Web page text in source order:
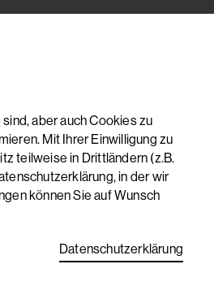
Christa Emilia Castelli
und
Medizin,
aber auch Cookies zu
Mit Ihrer Einwilligung zu
teilweise in Drittländern (z.B.
in der wir
können Sie auf Wunsch
Datenschutzerklärung